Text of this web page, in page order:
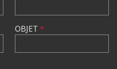
OBJET *